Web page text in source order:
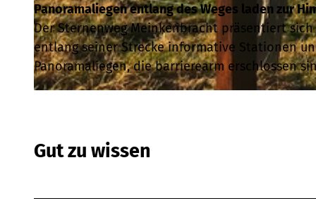
Panoramaliegen entlang des Weges laden zur
Der Sternenweg Meinkenbracht präsentiert
entlang seiner Strecke informative Stationen
Panoramaliegen, die barrierearm erschlossen
Gut zu wissen